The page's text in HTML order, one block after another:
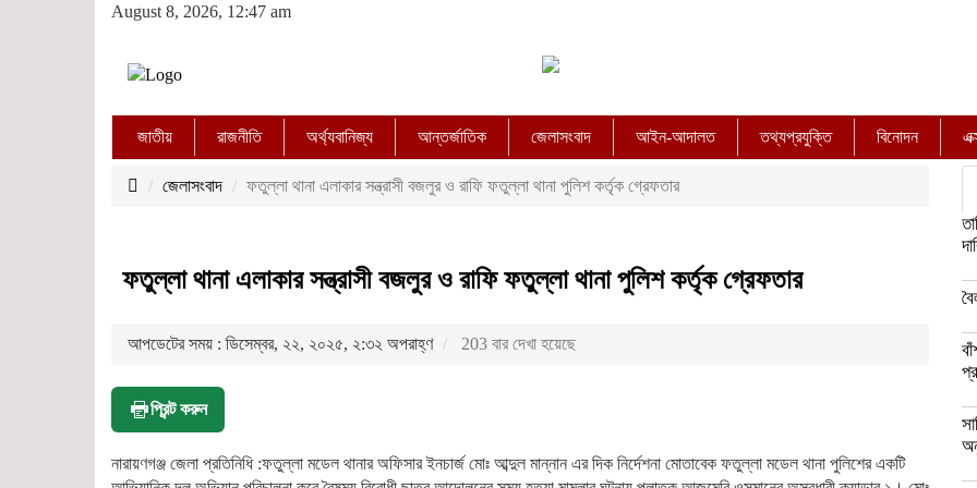
August 8, 2026, 12:47 am
জাতীয় রাজনীতি অর্থ্যবানিজ্য আন্তর্জাতিক জেলাসংবাদ আইন-আদালত তথ্যপ্রযুক্তি বিনোদন
জেলাসংবাদ ফতুল্লা থানা এলাকার সন্ত্রাসী বজলুর ও রাফি ফতুল্লা থানা পুলিশ কর্তৃক গ্রেফতার
ফতুল্লা থানা এলাকার সন্ত্রাসী বজলুর ও রাফি ফতুল্লা থানা পুলিশ কর্তৃক গ্রেফতার
আপডেটের সময় : ডিসেম্বর, ২২, ২০২৫, ২:৩২ অপরাহ্ণ 203 বার দেখা হয়েছে
প্রিন্ট করুন
নারায়ণগঞ্জ জেলা প্রতিনিধি :ফতুল্লা মডেল থানার অফিসার ইনচার্জ মোঃ আব্দুল মান্নান এর দিক নির্দেশনা মোতাবেক ফতুল্লা মডেল থানা পুলিশের একটি